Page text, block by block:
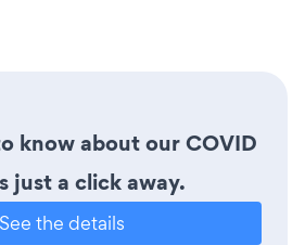
know about our COVID
just a click away.
See the details